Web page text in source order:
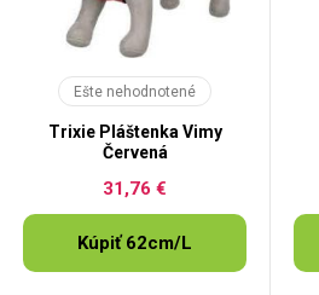
Ešte nehodnotené
Trixie Pláštenka Vimy
Červená
31,76 €
Kúpiť 62cm/L